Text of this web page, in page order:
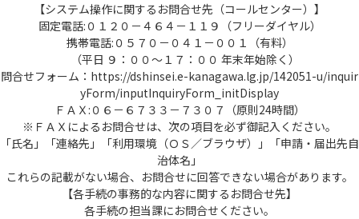
【システム操作に関するお問合せ先（コールセンター）】
固定電話:０１２０－４６４－１１９（フリーダイヤル）
携帯電話:０５７０－０４１－００１（有料）
（平日 ９：００～１７：００ 年末年始除く）
問合せフォーム：https://dshinsei.e-kanagawa.lg.jp/142051-u/inquir
yForm/inputInquiryForm_initDisplay
ＦＡＸ:０６－６７３３－７３０７（原則24時間）
※ＦＡＸによるお問合せは、次の項目を必ず御記入ください。
「氏名」「連絡先」「利用環境（ＯＳ／ブラウザ）」「申請・届出先自
治体名」
これらの記載がない場合、お問合せに回答できない場合があります。
【各手続の事務的な内容に関するお問合せ先】
各手続の担当課にお問合せください。